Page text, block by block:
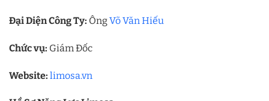
Đại Diện Công Ty: ÔngVõ Văn Hiếu
Chức vụ: Giám Đốc
Website: limosa.vn